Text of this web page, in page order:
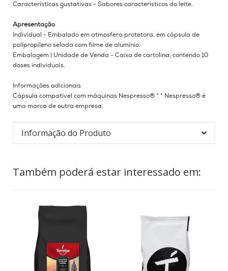
Características gustativas - Sabores característicos do leite.
Apresentação
Individual - Embalado em atmosfera protetora, em cápsula de
polipropileno selada com filme de alumínio.
Embalagem | Unidade de Venda - Caixa de cartolina, contendo 10
doses individuais.
Informações adicionais
Cápsula compatível com máquinas Nespresso® * * Nespresso® é
uma marca de outra empresa.
Informação do Produto
Também poderá estar interessado em: